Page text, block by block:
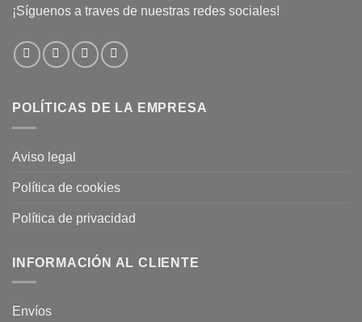
¡Síguenos a traves de nuestras redes sociales!
POLÍTICAS DE LA EMPRESA
Aviso legal
Política de cookies
Política de privacidad
INFORMACIÓN AL CLIENTE
Envíos